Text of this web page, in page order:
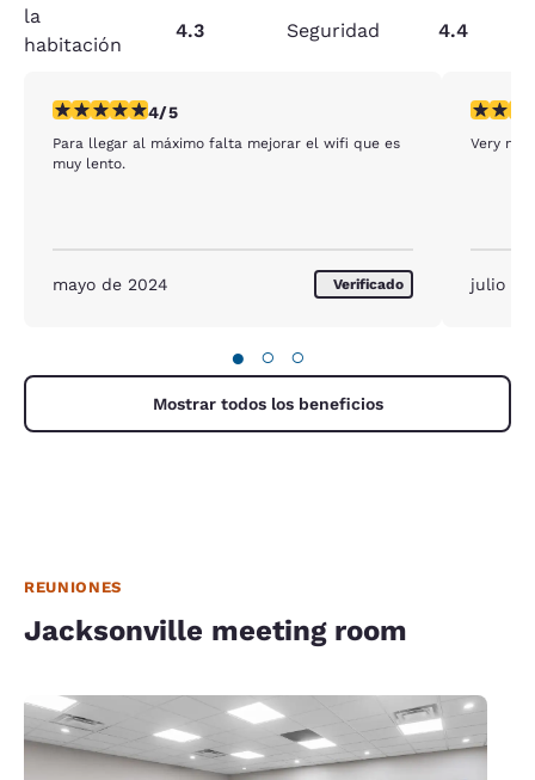
la
habitación
4.3 Seguridad 4.4
calificación de 4 estrellas. Muy bueno. 1 reseña
4/5
Para llegar al máximo falta mejorar el wifi que es
muy lento.
mayo de 2024 Verificado
Very
julio de
● ○ ○
Mostrar todos los beneficios
REUNIONES
Jacksonville meeting room